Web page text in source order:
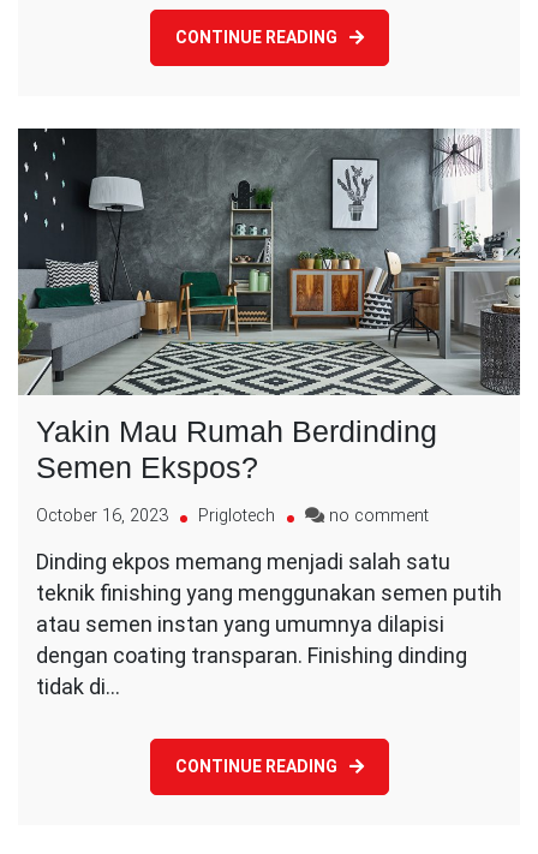
CONTINUE READING
Yakin Mau Rumah Berdinding
Semen Ekspos?
October 16, 2023 Priglotech no commenton
Mau
Rumah
Berdinding
Ekspos?
Dinding ekpos memang menjadi salah satu
teknik finishing yang menggunakan semen putih
atau semen instan yang umumnya dilapisi
dengan coating transparan. Finishing dinding
tidak di…
CONTINUE READING